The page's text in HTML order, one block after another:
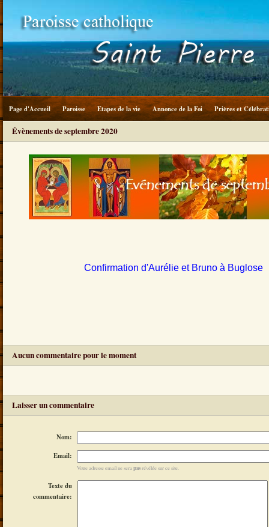
Page d'Accueil Paroisse Etapes de la vie Annonce de la Foi Prières et
Évènements de septembre 2020
Confirmation d'Aurélie et Bruno à Buglose
Aucun commentaire pour le moment
Laisser un commentaire
Nom:
Email:
Votre adresse email ne serapasrévélée sur ce site.
Texte du
commentaire: